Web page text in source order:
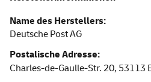
Name des Herstellers:
Deutsche Post AG
Postalische Adresse:
Charles-de-Gaulle-Str. 20, 53113